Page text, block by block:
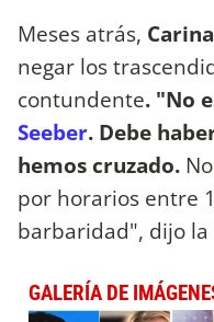
Meses atrás,
negar los
contundente. "No
Seeber. Debe
hemos cruzado.
por horarios entre
barbaridad", dijo la
GALERÍA DE